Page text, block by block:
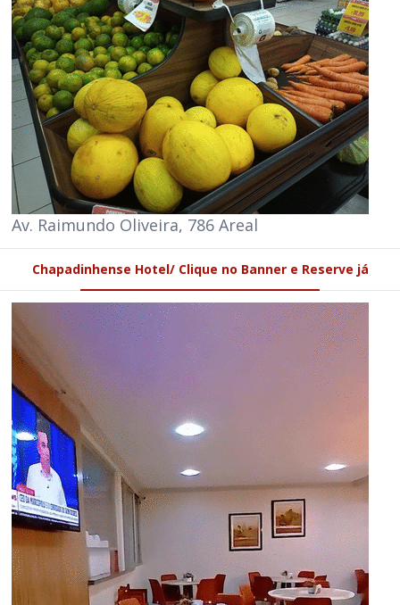
Av. Raimundo Oliveira, 786 Areal
Chapadinhense Hotel/ Clique no Banner e Reserve já